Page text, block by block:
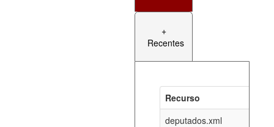
+
Recentes
Recurso
deputados.xml
documento_andamento_atual.xml